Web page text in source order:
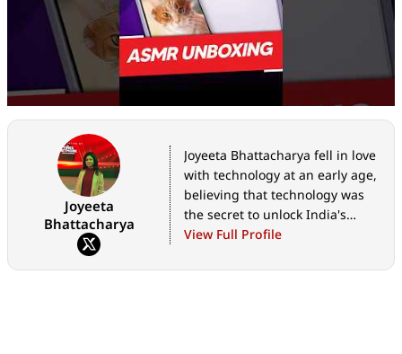
Joyeeta
Bhattacharya
Joyeeta Bhattacharya fell in love
with technology at an early age,
believing that technology was
the secret to unlock India's
limitless potential. She is
Bangla at Digit.
View Full Profile